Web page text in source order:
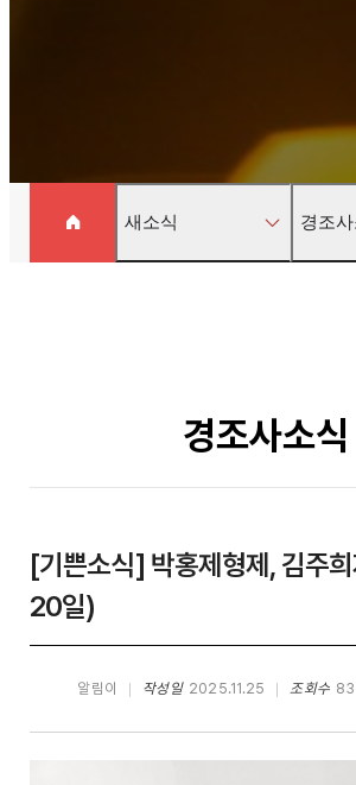
새소식 경조
경조사소식
[기쁜소식] 박홍제형제, 김주
20일)
알림이 작성일 2025.11.25 조회수